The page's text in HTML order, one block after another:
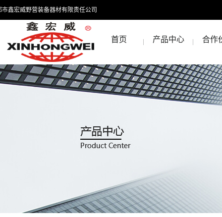
市鑫宏威野营装备器材有限责任公司
首页 产品中心 合作